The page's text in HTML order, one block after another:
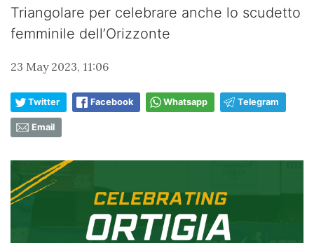
Triangolare per celebrare anche lo scudetto
femminile dell’Orizzonte
23 May 2023, 11:06
Twitter Facebook Whatsapp Telegram
Email